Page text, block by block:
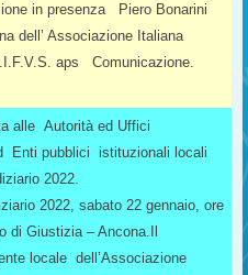
in presenza Piero Bonarini
dell’ Associazione Italiana
aps Comunicazione.
alle Autorità ed Uffici
Enti pubblici istituzionali locali
2022.
2022, sabato 22 gennaio, ore
di Giustizia – Ancona.Il
locale dell’Associazione